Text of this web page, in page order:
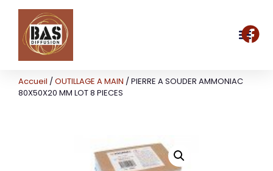
Accueil /OUTILLAGE A MAIN / PIERRE A SOUDER AMMONIAC
80X50X20 MM LOT 8 PIECES